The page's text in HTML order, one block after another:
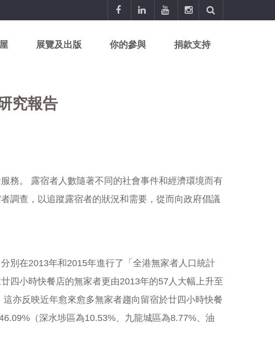
展覽及出版 你的參與 捐款支持
究報告
務。 露宿者人數隨著不同的社會事件和經濟環境而有
調查，以追蹤露宿者的狀況和需要，從而向政府倡議
別在2013年和2015年進行了「全港無家者人口統計
四小時快餐店的無家者更由2013年的57人大幅上升至
亦反映近年愈來愈多無家者趨向留宿於廿四小時快餐
（深水埗區為10.53%、九龍城區為8.77%、油